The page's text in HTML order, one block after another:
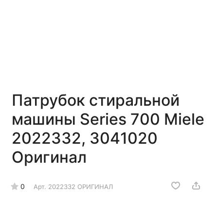
Патрубок стиральной
машины Series 700 Miele
2022332, 3041020
Оригинал
0 Арт. 2022332 ОРИГИНАЛ